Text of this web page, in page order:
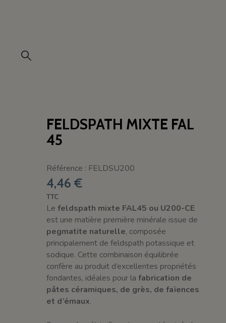
FELDSPATH MIXTE FAL
45
Référence : FELDSU200
4,46 €
TTC
Lefeldspath mixte FAL45 ou U200-CE
est une matière première minérale issue de
pegmatite naturelle, composée
principalement de feldspath potassique et
sodique. Cette combinaison équilibrée
confère au produit d’excellentes propriétés
fondantes, idéales pour lafabrication de
pâtes céramiques, de grès, de faïences
et d’émaux.